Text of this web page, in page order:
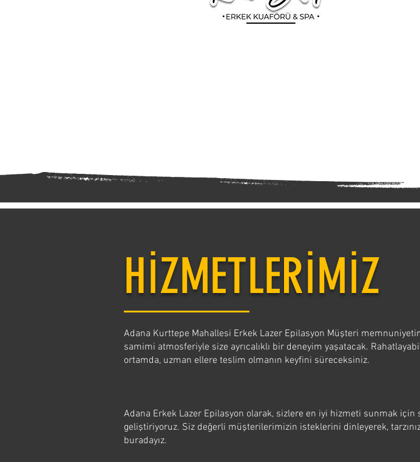
HİZMETLERİMİZ
Adana Kurttepe Mahallesi Erkek Lazer Epilasyon Müşteri
samimi atmosferiyle size ayrıcalıklı bir deneyim yaşatacak.
ortamda, uzman ellere teslim olmanın keyfini süreceksiniz.
Adana Erkek Lazer Epilasyon olarak, sizlere en iyi hizmeti sunmak
geliştiriyoruz. Siz değerli müşterilerimizin isteklerini dinleyerek,
buradayız.